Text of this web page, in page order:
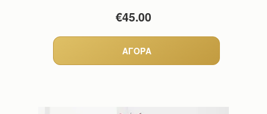
€45.00